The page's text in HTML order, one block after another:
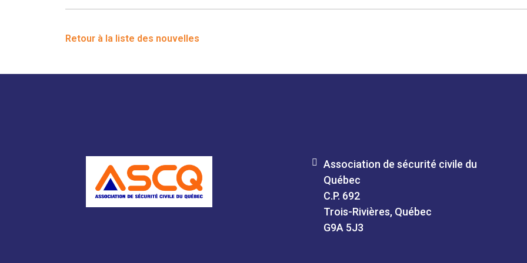
Retour à la liste des nouvelles
Association de sécurité civile du
Québec
C.P. 692
Trois-Rivières, Québec
G9A 5J3